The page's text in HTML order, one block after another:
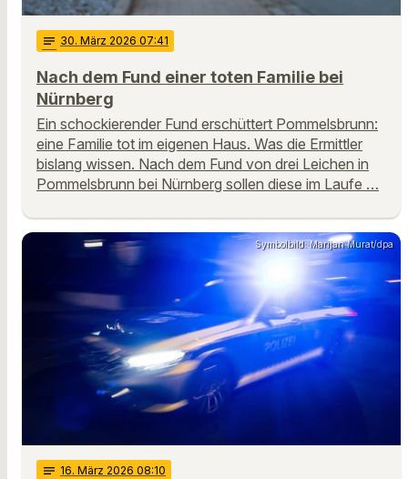
notes 30. März 2026 07:41
Nach dem Fund einer toten Familie bei
Nürnberg
Ein schockierender Fund erschüttert Pommelsbrunn:
eine Familie tot im eigenen Haus. Was die Ermittler
bislang wissen. Nach dem Fund von drei Leichen in
Pommelsbrunn bei Nürnberg sollen diese im Laufe …
Symbolbild: Marijan Murat/dpa
notes 16. März 2026 08:10